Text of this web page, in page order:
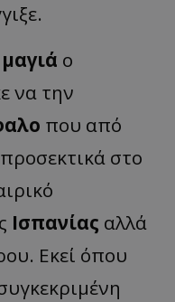
μαγιά ο
να την
που από
στο
Ισπανίας αλλά
Εκεί όπου